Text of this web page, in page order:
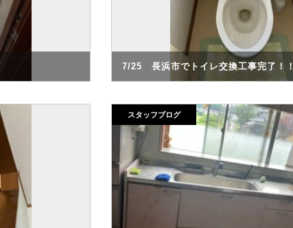
7/25 長浜市でトイレ交換工事完了！！
スタッフブログ